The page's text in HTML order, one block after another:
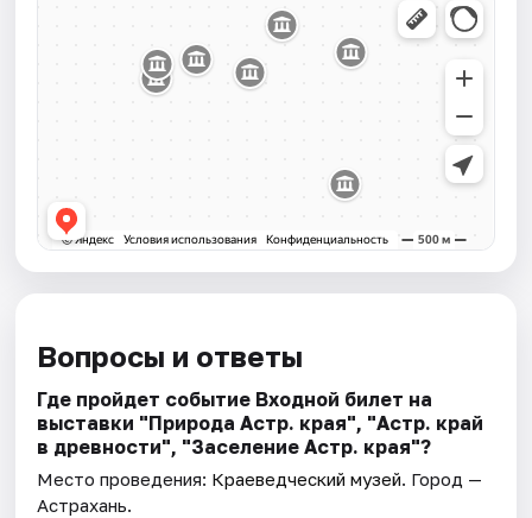
Вопросы и ответы
Где пройдет событие Входной билет на
выставки "Природа Астр. края", "Астр. край
в древности", "Заселение Астр. края"?
Место проведения: Краеведческий музей. Город —
Астрахань.